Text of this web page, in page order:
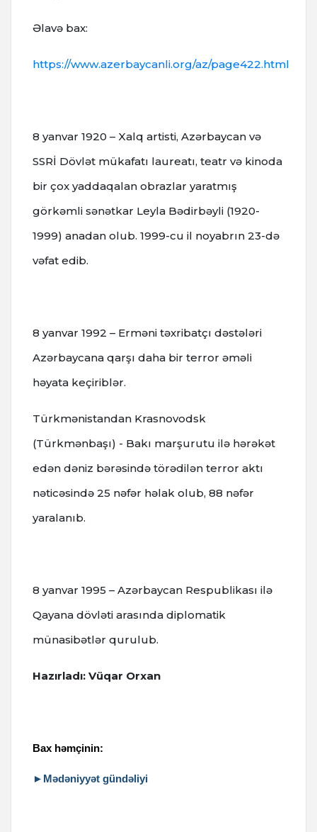
Əlavə bax:
https://www.azerbaycanli.org/az/page422.html
8 yanvar 1920 – Xalq artisti, Azərbaycan və
SSRİ Dövlət mükafatı laureatı, teatr və kinoda
bir çox yaddaqalan obrazlar yaratmış
görkəmli sənətkar Leyla Bədirbəyli (1920-
1999) anadan olub. 1999-cu il noyabrın 23-də
vəfat edib.
8 yanvar 1992 – Erməni təxribatçı dəstələri
Azərbaycana qarşı daha bir terror əməli
həyata keçiriblər.
Türkmənistandan Krasnovodsk
(Türkmənbaşı) - Bakı marşurutu ilə hərəkət
edən dəniz bərəsində törədilən terror aktı
nəticəsində 25 nəfər həlak olub, 88 nəfər
yaralanıb.
8 yanvar 1995 – Azərbaycan Respublikası ilə
Qayana dövləti arasında diplomatik
münasibətlər qurulub.
Hazırladı: Vüqar Orxan
Bax həmçinin:
►Mədəniyyət gündəliyi